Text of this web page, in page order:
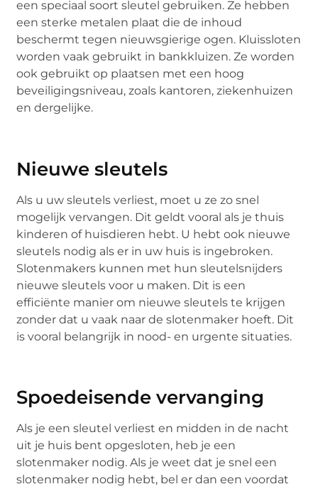
een speciaal soort sleutel gebruiken. Ze hebben
een sterke metalen plaat die de inhoud
beschermt tegen nieuwsgierige ogen. Kluissloten
worden vaak gebruikt in bankkluizen. Ze worden
ook gebruikt op plaatsen met een hoog
beveiligingsniveau, zoals kantoren, ziekenhuizen
en dergelijke.
Nieuwe sleutels
Als u uw sleutels verliest, moet u ze zo snel
mogelijk vervangen. Dit geldt vooral als je thuis
kinderen of huisdieren hebt. U hebt ook nieuwe
sleutels nodig als er in uw huis is ingebroken.
Slotenmakers kunnen met hun sleutelsnijders
nieuwe sleutels voor u maken. Dit is een
efficiënte manier om nieuwe sleutels te krijgen
zonder dat u vaak naar de slotenmaker hoeft. Dit
is vooral belangrijk in nood- en urgente situaties.
Spoedeisende vervanging
Als je een sleutel verliest en midden in de nacht
uit je huis bent opgesloten, heb je een
slotenmaker nodig. Als je weet dat je snel een
slotenmaker nodig hebt, bel er dan een voordat